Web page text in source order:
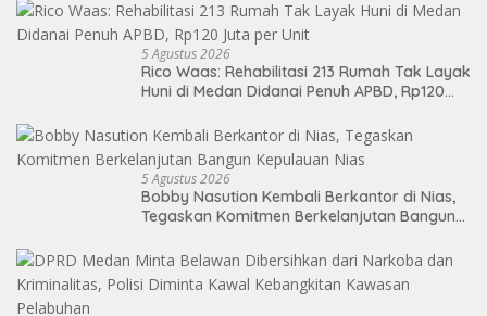
5 Agustus 2026
Rico Waas: Rehabilitasi 213 Rumah Tak Layak
Huni di Medan Didanai Penuh APBD, Rp120
5 Agustus 2026
Bobby Nasution Kembali Berkantor di Nias,
Tegaskan Komitmen Berkelanjutan Bangun